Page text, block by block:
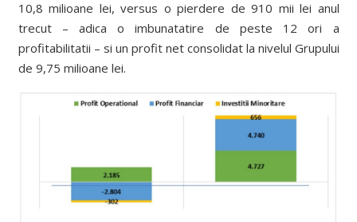
10,8 milioane lei, versus o pierdere de 910 mii lei anul
trecut – adica o imbunatatire de peste 12 ori a
profitabilitatii – si un profit net consolidat la nivelul Grupului
de 9,75 milioane lei.